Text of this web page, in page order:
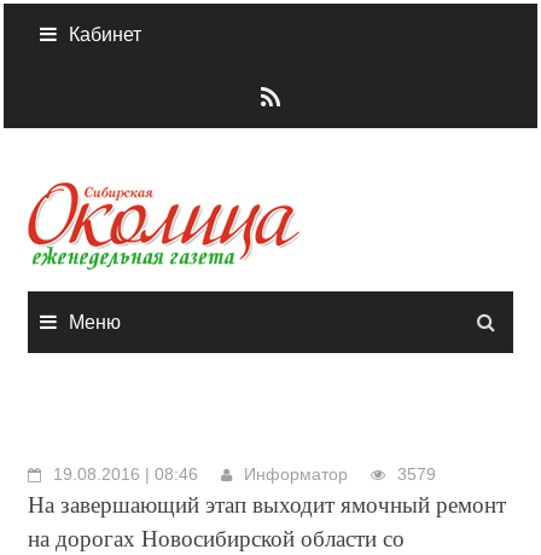
Кабинет
Меню
19.08.2016 | 08:46 Информатор 3579
На завершающий этап выходит ямочный ремонт
на дорогах Новосибирской области со